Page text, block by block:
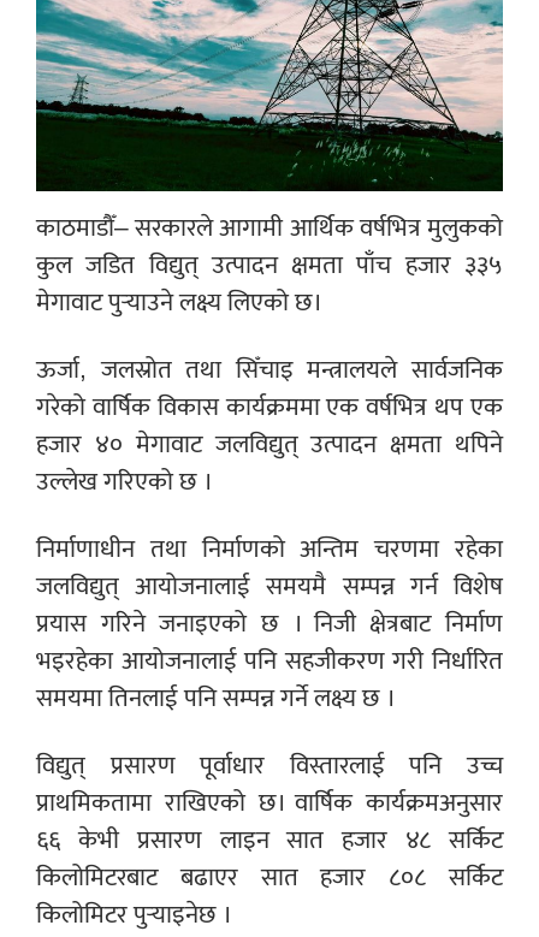
काठमाडौँ– सरकारले आगामी आर्थिक वर्षभित्र मुलुकको
कुल जडित विद्युत् उत्पादन क्षमता पाँच हजार ३३५
मेगावाट पुर्‍याउने लक्ष्य लिएको छ।
ऊर्जा, जलस्रोत तथा सिँचाइ मन्त्रालयले सार्वजनिक
गरेको वार्षिक विकास कार्यक्रममा एक वर्षभित्र थप एक
हजार ४० मेगावाट जलविद्युत् उत्पादन क्षमता थपिने
उल्लेख गरिएको छ ।
निर्माणाधीन तथा निर्माणको अन्तिम चरणमा रहेका
जलविद्युत् आयोजनालाई समयमै सम्पन्न गर्न विशेष
प्रयास गरिने जनाइएको छ । निजी क्षेत्रबाट निर्माण
भइरहेका आयोजनालाई पनि सहजीकरण गरी निर्धारित
समयमा तिनलाई पनि सम्पन्न गर्ने लक्ष्य छ ।
विद्युत् प्रसारण पूर्वाधार विस्तारलाई पनि उच्च
प्राथमिकतामा राखिएको छ। वार्षिक कार्यक्रमअनुसार
६६ केभी प्रसारण लाइन सात हजार ४८ सर्किट
किलोमिटरबाट बढाएर सात हजार ८०८ सर्किट
किलोमिटर पुर्‍याइनेछ ।